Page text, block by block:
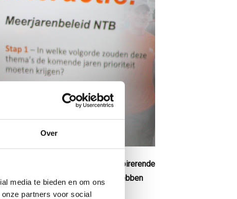
Over
media te bieden en om ons
partners voor social
congres plaats. Het was een inspirerende
erg belangrijk is. We hebben